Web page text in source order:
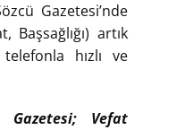
Gazetesi’nde
Başsağlığı) artık
hızlı ve
Gazetesi; Vefat